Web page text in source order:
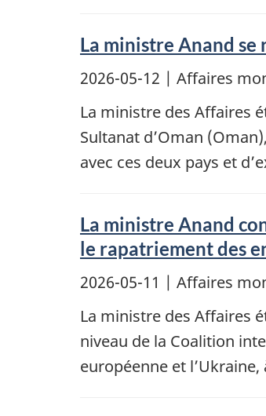
La ministre Anand se
2026-05-12 | Affaires
La ministre des Affaires
Sultanat d’Oman
avec ces deux pays et
La ministre Anand
le rapatriement des
2026-05-11 | Affaires
La ministre des Affaires
niveau de la Coalition
européenne et